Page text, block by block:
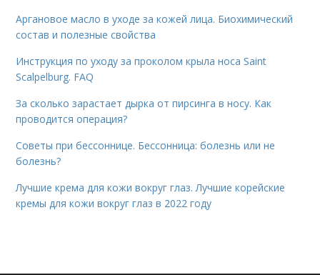
Аргановое масло в уходе за кожей лица. Биохимический
состав и полезные свойства
Инструкция по уходу за проколом крыла носа Saint
Scalpelburg. FAQ
За сколько зарастает дырка от пирсинга в носу. Как
проводится операция?
Советы при бессоннице. Бессонница: болезнь или не
болезнь?
Лучшие крема для кожи вокруг глаз. Лучшие корейские
кремы для кожи вокруг глаз в 2022 году